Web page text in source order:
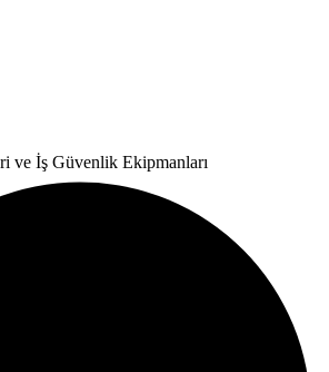
ve İş Güvenlik Ekipmanları